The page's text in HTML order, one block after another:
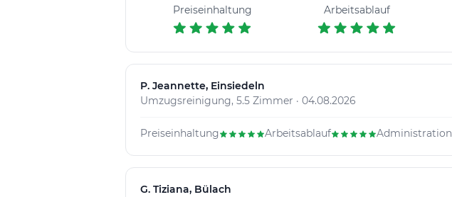
Preiseinhaltung Arbeitsablauf
P. Jeannette, Einsiedeln
Umzugsreinigung, 5.5 Zimmer · 04.08.2026
Preiseinhaltung Arbeitsablauf Administration
G. Tiziana, Bülach